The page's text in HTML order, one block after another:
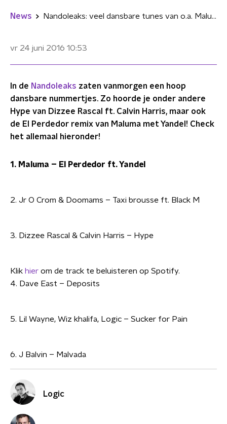
News Nandoleaks: veel dansbare tunes van o.a. Maluma, Dizzee Rascal en J Balvin!
vr 24 juni 2016 10:53
In de Nandoleaks zaten vanmorgen een hoop
dansbare nummertjes. Zo hoorde je onder andere
Hype van Dizzee Rascal ft. Calvin Harris, maar ook
de El Perdedor remix van Maluma met Yandel! Check
het allemaal hieronder!
1. Maluma – El Perdedor ft. Yandel
2. Jr O Crom & Doomams – Taxi brousse ft. Black M
3. Dizzee Rascal & Calvin Harris – Hype
Klik hier om de track te beluisteren op Spotify.
4. Dave East – Deposits
5. Lil Wayne, Wiz khalifa, Logic – Sucker for Pain
6. J Balvin – Malvada
Logic